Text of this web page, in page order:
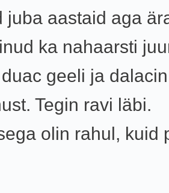
juba aastaid aga
ka nahaarsti
geeli ja
Tegin ravi läbi.
olin rahul, kuid